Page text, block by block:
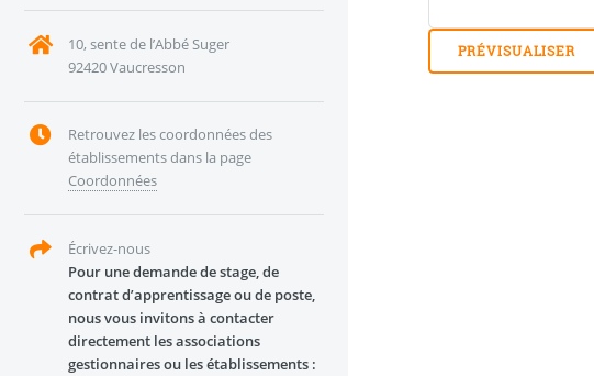
10, sente de l’Abbé Suger
92420 Vaucresson
Retrouvez les coordonnées des
établissements dans la page
Coordonnées
Écrivez-nous
Pour une demande de stage, de
contrat d’apprentissage ou de poste,
nous vous invitons à contacter
directement les associations
gestionnaires ou les établissements :